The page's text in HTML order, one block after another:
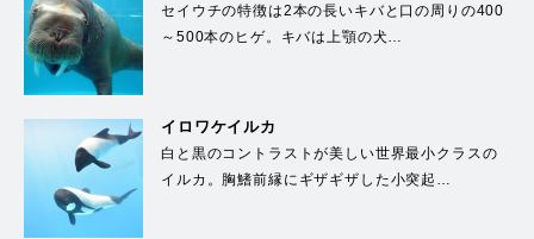
セイウチの特徴は2本の長いキバと口の周りの400
～500本のヒゲ。キバは上顎の犬…
イロワケイルカ
白と黒のコントラストが美しい世界最小クラスの
イルカ。胸鰭前縁にギザギザした小突起…